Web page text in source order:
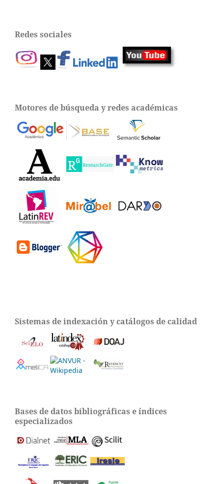
Redes sociales
Motores de búsqueda y redes académicas
Sistemas de indexación y catálogos de calidad
Bases de datos bibliográficas e índices
especializados